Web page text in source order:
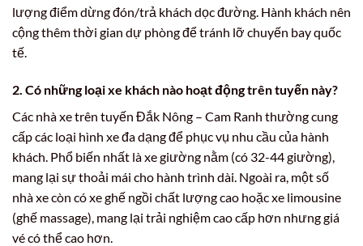
lượng điểm dừng đón/trả khách dọc đường. Hành khách nên
cộng thêm thời gian dự phòng để tránh lỡ chuyến bay quốc
tế.
2. Có những loại xe khách nào hoạt động trên tuyến này?
Các nhà xe trên tuyến Đắk Nông – Cam Ranh thường cung
cấp các loại hình xe đa dạng để phục vụ nhu cầu của hành
khách. Phổ biến nhất là xe giường nằm (có 32-44 giường),
mang lại sự thoải mái cho hành trình dài. Ngoài ra, một số
nhà xe còn có xe ghế ngồi chất lượng cao hoặc xe limousine
(ghế massage), mang lại trải nghiệm cao cấp hơn nhưng giá
vé có thể cao hơn.